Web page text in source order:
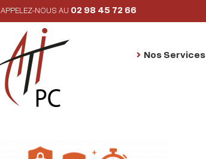
APPELEZ-NOUS AU 02 98 45 72 66
Nos Services